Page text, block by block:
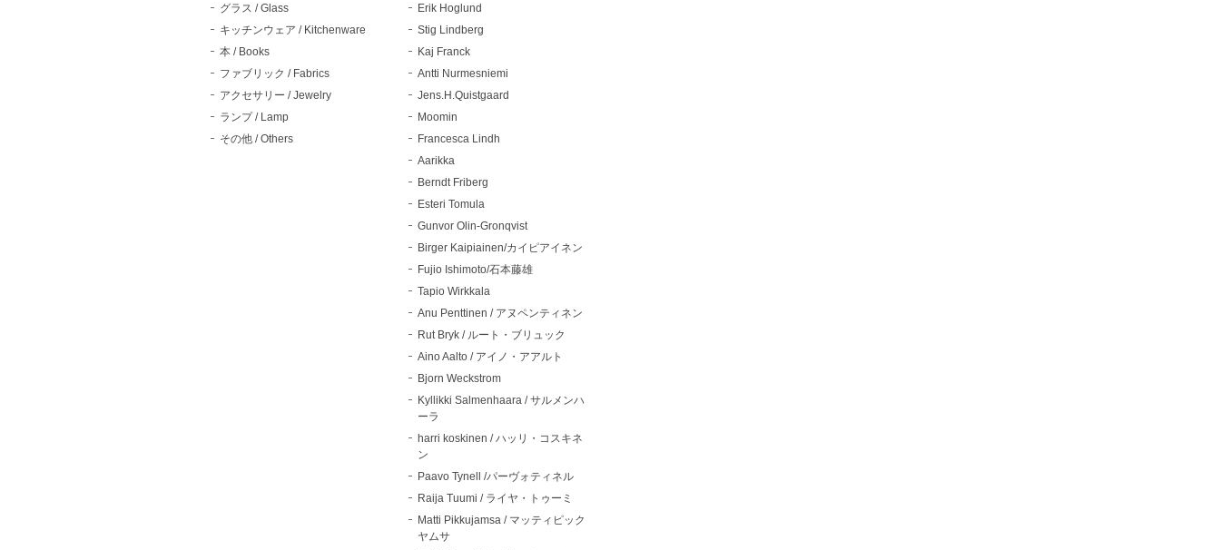
グラス / Glass
キッチンウェア / Kitchenware
本 / Books
ファブリック / Fabrics
アクセサリー / Jewelry
ランプ / Lamp
その他 / Others
Erik Hoglund
Stig Lindberg
Kaj Franck
Antti Nurmesniemi
Jens.H.Quistgaard
Moomin
Francesca Lindh
Aarikka
Berndt Friberg
Esteri Tomula
Gunvor Olin-Gronqvist
Birger Kaipiainen/カイピアイネン
Fujio Ishimoto/石本藤雄
Tapio Wirkkala
Anu Penttinen / アヌペンティネン
Rut Bryk / ルート・ブリュック
Aino Aalto / アイノ・アアルト
Bjorn Weckstrom
Kyllikki Salmenhaara / サルメンハ
ーラ
harri koskinen / ハッリ・コスキネ
ン
Paavo Tynell /パーヴォティネル
Raija Tuumi / ライヤ・トゥーミ
Matti Pikkujamsa / マッティピック
ヤムサ